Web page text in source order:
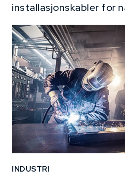
installasjonskabler for
INDUSTRI